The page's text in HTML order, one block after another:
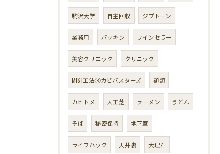
駒沢大学 自主回収 ジプトーン
業務用 パッキン ワインセラー
美容クリニック クリニック
MIST工法Ⓡカビバスターズ 麺類
カビトメ 人工芝 ラーメン うどん
そば 秘密保持 地下室
ライフハック 天井裏 大理石